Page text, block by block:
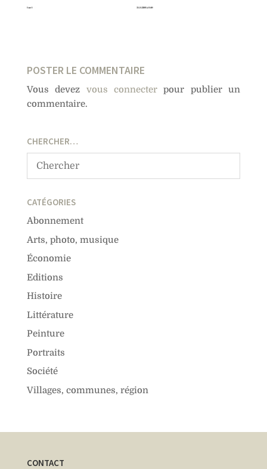
POSTER LE COMMENTAIRE
Vous devez vous connecter pour publier un
commentaire.
CHERCHER…
CATÉGORIES
Abonnement
Arts, photo, musique
Économie
Editions
Histoire
Littérature
Peinture
Portraits
Société
Villages, communes, région
CONTACT